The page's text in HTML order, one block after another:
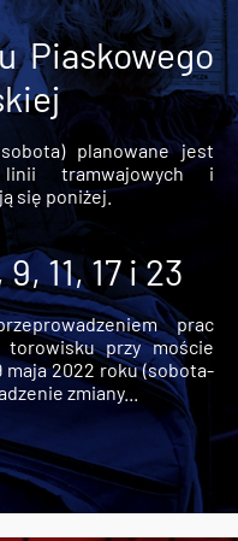
Piaskowego
planowane jest
tramwajowych i
się poniżej.
11, 17 i 23
prac
torowisku przy moście
maja 2022 roku (sobota-
zmiany...